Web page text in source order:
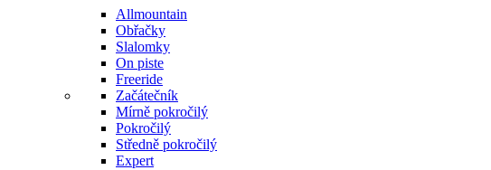
Allmountain
Obřačky
Slalomky
On piste
Freeride
Začátečník
Mírně pokročilý
Pokročilý
Středně pokročilý
Expert